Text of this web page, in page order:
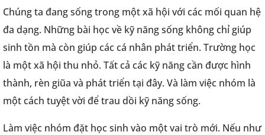
Chúng ta đang sống trong một xã hội với các mối quan hệ
đa dạng. Những bài học về kỹ năng sống không chỉ giúp
sinh tồn mà còn giúp các cá nhân phát triển. Trường học
là một xã hội thu nhỏ. Tất cả các kỹ năng cần được hình
thành, rèn giũa và phát triển tại đây. Và làm việc nhóm là
một cách tuyệt vời để trau dồi kỹ năng sống.
Làm việc nhóm đặt học sinh vào một vai trò mới. Nếu như